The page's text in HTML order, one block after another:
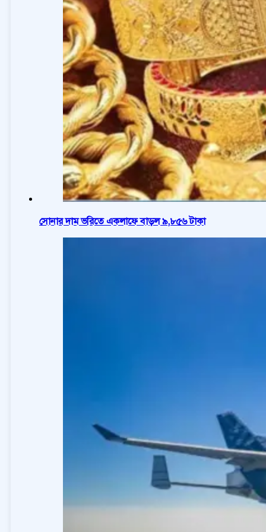
সোনার দাম ভরিতে একলাফে বাড়ল ৯,৮৫৬ টাকা